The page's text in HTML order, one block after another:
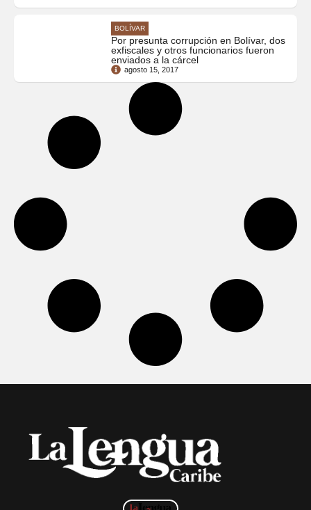
BOLÍVAR
Por presunta corrupción en Bolívar, dos
exfiscales y otros funcionarios fueron
enviados a la cárcel
agosto 15, 2017